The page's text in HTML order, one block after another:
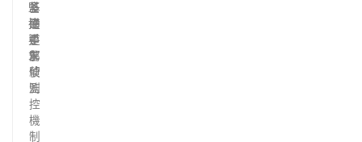
監
控
要
求
基
礎
手
部
偵
測
多
通
道
駕
駛
監
控
機
制